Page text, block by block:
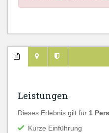
Leistungen
Dieses Erlebnis gilt für 1
Kurze Einführung